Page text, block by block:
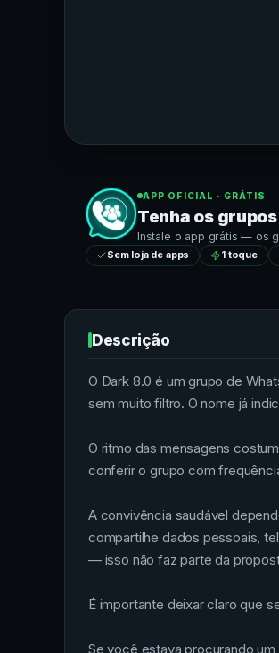
APP OFICIAL · GRÁTIS
Tenha os
Instale o app grátis — os
Sem loja de apps 1 toque
Descrição
O Dark 8.0 é um grupo de
sem muito filtro. O nome já
O ritmo das mensagens
conferir o grupo com
A convivência saudável
compartilhe dados pessoais,
— isso não faz parte da
É importante deixar claro que
Se você estava procurando